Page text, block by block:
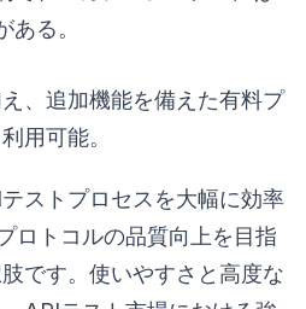
る。
、追加機能を備えた有料プ
用可能。
ストプロセスを大幅に効率
ロトコルの品質向上を目指
です。使いやすさと高度な